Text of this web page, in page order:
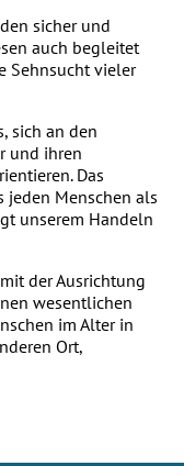
sicher und
auch begleitet
Sehnsucht vieler
sich an den
und ihren
Das
jeden Menschen als
unserem Handeln
der Ausrichtung
wesentlichen
im Alter in
Ort,